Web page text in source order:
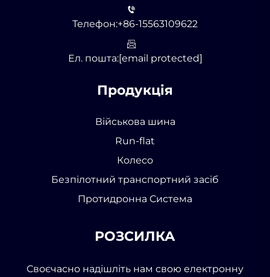
Телефон:+86-15563109622
Ел. пошта:[email protected]
Продукція
Військова шина
Run-flat
Колесо
Безпілотний транспортний засіб
Протидронна Система
РОЗСИЛКА
Своєчасно надішліть нам свою електронну